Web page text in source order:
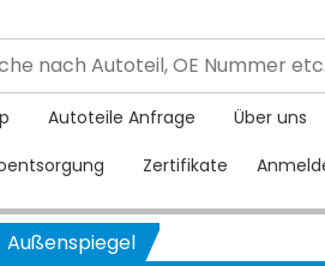
Autoteile Anfrage
Über uns
Zertifikate
Außenspiegel